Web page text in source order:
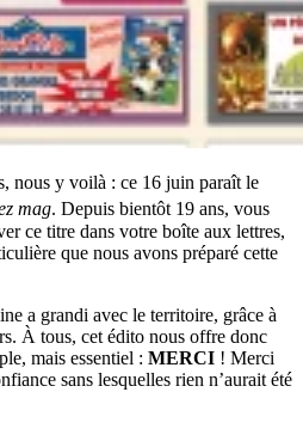
nous y voilà : ce 16 juin paraît le
mag. Depuis bientôt 19 ans, vous
ce titre dans votre boîte aux lettres,
que nous avons préparé cette
a grandi avec le territoire, grâce à
À tous, cet édito nous offre donc
mais essentiel : MERCI ! Merci
sans lesquelles rien n’aurait été